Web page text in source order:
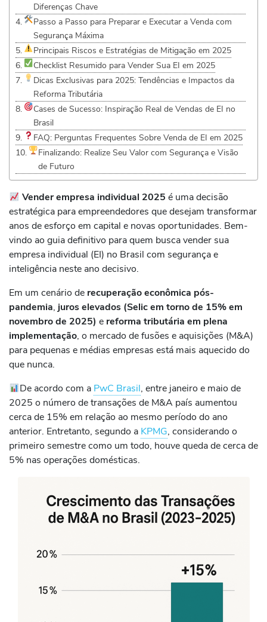
Diferenças Chave
Passo a Passo para Preparar e Executar a Venda com
Segurança Máxima
Principais Riscos e Estratégias de Mitigação em 2025
Checklist Resumido para Vender Sua EI em 2025
Dicas Exclusivas para 2025: Tendências e Impactos da
Reforma Tributária
Cases de Sucesso: Inspiração Real de Vendas de EI no
Brasil
FAQ: Perguntas Frequentes Sobre Venda de EI em 2025
Finalizando: Realize Seu Valor com Segurança e Visão
de Futuro
Vender empresa individual 2025 é uma decisão
estratégica para empreendedores que desejam transformar
anos de esforço em capital e novas oportunidades. Bem-
vindo ao guia definitivo para quem busca vender sua
empresa individual (EI) no Brasil com segurança e
inteligência neste ano decisivo.
Em um cenário de recuperação econômica pós-
pandemia, juros elevados (Selic em torno de 15% em
novembro de 2025) e reforma tributária em plena
implementação, o mercado de fusões e aquisições (M&A)
para pequenas e médias empresas está mais aquecido do
que nunca.
De acordo com a PwC Brasil, entre janeiro e maio de
2025 o número de transações de M&A país aumentou
cerca de 15% em relação ao mesmo período do ano
anterior. Entretanto, segundo a KPMG, considerando o
primeiro semestre como um todo, houve queda de cerca de
5% nas operações domésticas.